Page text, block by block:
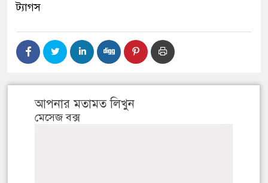
ট্যাগস
আপনার মতামত লিখুন
মেসেজ বক্স